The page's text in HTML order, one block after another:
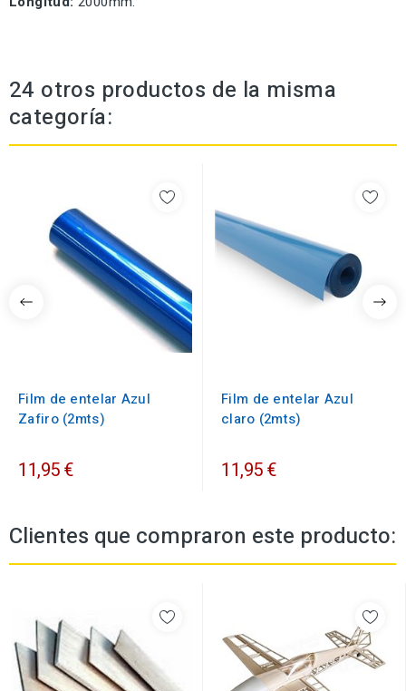
24 otros productos de la misma
categoría:
Film de entelar Azul
Zafiro (2mts)
11,95 €
Film de entelar Azul
claro (2mts)
11,95 €
Clientes que compraron este producto: